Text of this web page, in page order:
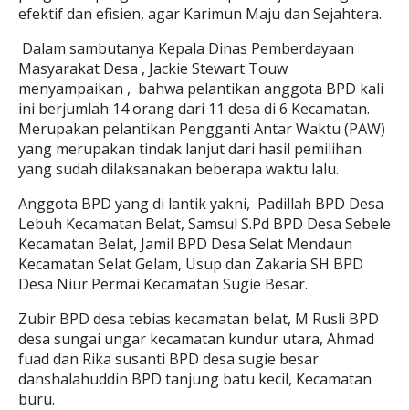
efektif dan efisien, agar Karimun Maju dan Sejahtera.
Dalam sambutanya Kepala Dinas Pemberdayaan
Masyarakat Desa , Jackie Stewart Touw
menyampaikan , bahwa pelantikan anggota BPD kali
ini berjumlah 14 orang dari 11 desa di 6 Kecamatan.
Merupakan pelantikan Pengganti Antar Waktu (PAW)
yang merupakan tindak lanjut dari hasil pemilihan
yang sudah dilaksanakan beberapa waktu lalu.
Anggota BPD yang di lantik yakni, Padillah BPD Desa
Lebuh Kecamatan Belat, Samsul S.Pd BPD Desa Sebele
Kecamatan Belat, Jamil BPD Desa Selat Mendaun
Kecamatan Selat Gelam, Usup dan Zakaria SH BPD
Desa Niur Permai Kecamatan Sugie Besar.
Zubir BPD desa tebias kecamatan belat, M Rusli BPD
desa sungai ungar kecamatan kundur utara, Ahmad
fuad dan Rika susanti BPD desa sugie besar
danshalahuddin BPD tanjung batu kecil, Kecamatan
buru.